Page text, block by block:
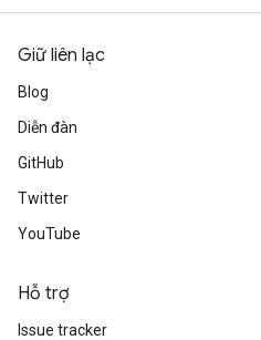
Giữ liên lạc
Blog
Diễn đàn
GitHub
Twitter
YouTube
Hỗ trợ
Issue tracker